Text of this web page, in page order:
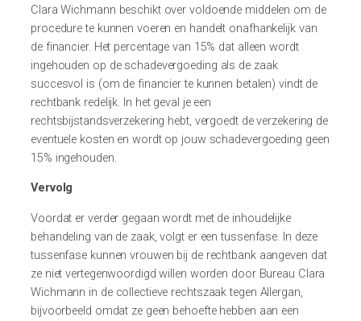
Clara Wichmann beschikt over voldoende middelen om de
procedure te kunnen voeren en handelt onafhankelijk van
de financier. Het percentage van 15% dat alleen wordt
ingehouden op de schadevergoeding als de zaak
succesvol is (om de financier te kunnen betalen) vindt de
rechtbank redelijk. In het geval je een
rechtsbijstandsverzekering hebt, vergoedt de verzekering de
eventuele kosten en wordt op jouw schadevergoeding geen
15% ingehouden.
Vervolg
Voordat er verder gegaan wordt met de inhoudelijke
behandeling van de zaak, volgt er een tussenfase. In deze
tussenfase kunnen vrouwen bij de rechtbank aangeven dat
ze niet vertegenwoordigd willen worden door Bureau Clara
Wichmann in de collectieve rechtszaak tegen Allergan,
bijvoorbeeld omdat ze geen behoefte hebben aan een